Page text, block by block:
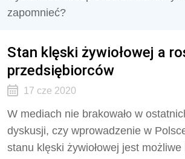
zapomnieć?
Stan klęski żywiołowej a
przedsiębiorców
17 cze 2020
W mediach nie brakowało w
dyskusji, czy wprowadzenie w
stanu klęski żywiołowej jest możliwe